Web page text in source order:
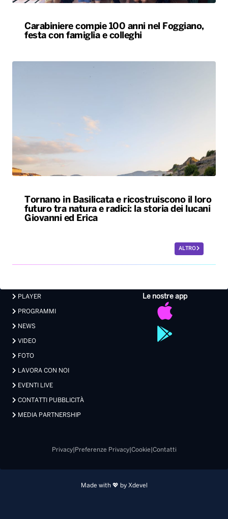
Carabiniere compie 100 anni nel Foggiano,
festa con famiglia e colleghi
Tornano in Basilicata e ricostruiscono il loro
futuro tra natura e radici: la storia dei lucani
Giovanni ed Erica
ALTRO
Le nostre app
PLAYER
PROGRAMMI
NEWS
VIDEO
FOTO
LAVORA CON NOI
EVENTI LIVE
CONTATTI PUBBLICITÀ
MEDIA PARTNERSHIP
Privacy| Preferenze Privacy| Cookie Contatti
Made with 💖 by Xdevel